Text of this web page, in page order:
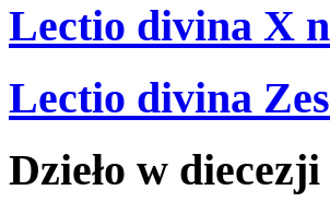
Lectio divina X
Lectio divina
Dzieło w diecezji